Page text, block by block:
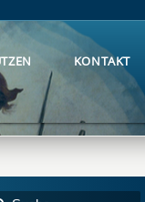
KONTAKT
KONTAKT